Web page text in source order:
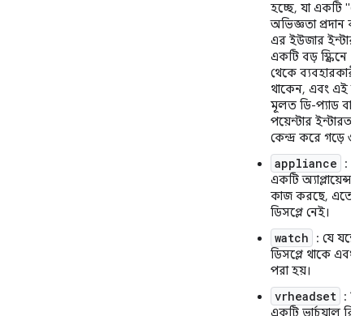
হচ্ছে, যা একটি
অভিজ্ঞতা প্রদান
এর ইউজার
একটি বড় স্ক্রিনে
থেকে ব্যবহারকারী
থাকেন, এবং এই
মূলত ডি-প্যাড বা
পয়েন্টার
কেন্দ্র করে গড়ে
appliance
:
একটি অ্যাপ্লায়েন্স
কাজ করছে, এতে
ডিসপ্লে নেই।
watch
: যে
ডিসপ্লে থাকে এবং
পরা হয়।
vrheadset :
একটি ভার্চুয়াল